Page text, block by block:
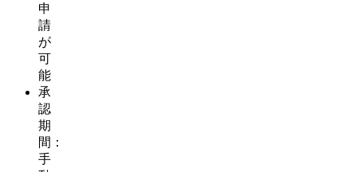
申
請
が
可
能
承
認
期
間：
手